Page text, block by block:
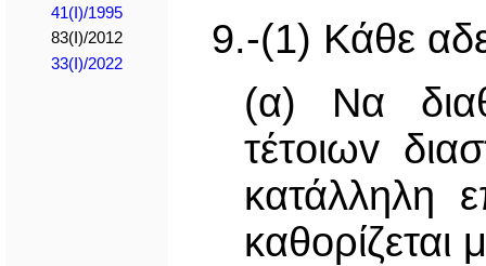
41(I)/1995
83(I)/2012
33(I)/2022
9.-(1) Κάθε
(α) Να
τέτoιωv
κατάλληλη
καθορίζεται